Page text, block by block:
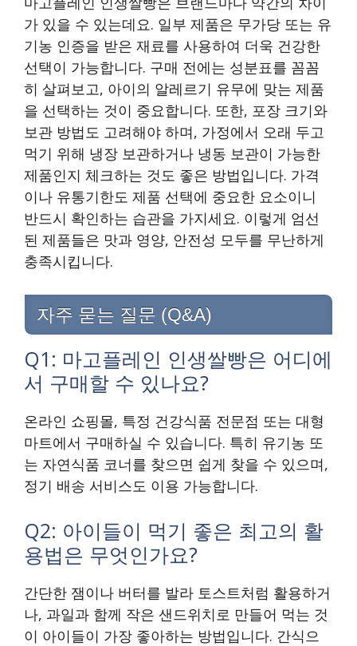
가 있을 수 있는데요. 일부 제품은 무가당 또는 유
기농 인증을 받은 재료를 사용하여 더욱 건강한
선택이 가능합니다. 구매 전에는 성분표를 꼼꼼
히 살펴보고, 아이의 알레르기 유무에 맞는 제품
을 선택하는 것이 중요합니다. 또한, 포장 크기와
보관 방법도 고려해야 하며, 가정에서 오래 두고
먹기 위해 냉장 보관하거나 냉동 보관이 가능한
제품인지 체크하는 것도 좋은 방법입니다. 가격
이나 유통기한도 제품 선택에 중요한 요소이니
반드시 확인하는 습관을 가지세요. 이렇게 엄선
된 제품들은 맛과 영양, 안전성 모두를 무난하게
충족시킵니다.
자주 묻는 질문 (Q&A)
Q1: 마고플레인 인생쌀빵은 어디에
서 구매할 수 있나요?
온라인 쇼핑몰, 특정 건강식품 전문점 또는 대형
마트에서 구매하실 수 있습니다. 특히 유기농 또
는 자연식품 코너를 찾으면 쉽게 찾을 수 있으며,
정기 배송 서비스도 이용 가능합니다.
Q2: 아이들이 먹기 좋은 최고의 활
용법은 무엇인가요?
간단한 잼이나 버터를 발라 토스트처럼 활용하거
나, 과일과 함께 작은 샌드위치로 만들어 먹는 것
이 아이들이 가장 좋아하는 방법입니다. 간식으